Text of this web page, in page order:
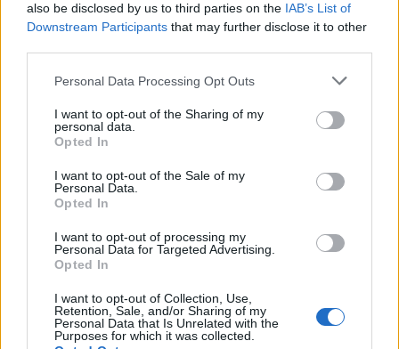
also be disclosed by us to third parties on the IAB’s List of
Downstream Participants that may further disclose it to other
Personal Data Processing Opt Outs
I want to opt-out of the Sharing of my
personal data.
Opted In
I want to opt-out of the Sale of my
Personal Data.
Opted In
I want to opt-out of processing my
Personal Data for Targeted Advertising.
Opted In
I want to opt-out of Collection, Use,
Retention, Sale, and/or Sharing of my
Personal Data that Is Unrelated with the
Purposes for which it was collected.
10 Αυγούστου 2012 00:00
προβλήματα στους πνεύμονες
Οι επιστήμονες ανακάλυψαν μια νέα οξειδωτική
χημική ουσία που υπάρχει στην ατμόσφαιρα της